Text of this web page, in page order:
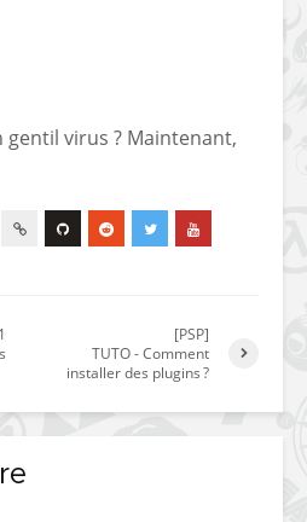
gentil virus ? Maintenant,
[PSP]
TUTO - Comment
installer des plugins ?